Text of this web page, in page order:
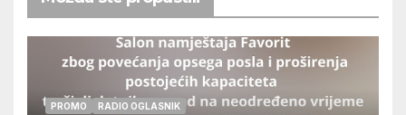
PROMO RADIO OGLASNIK